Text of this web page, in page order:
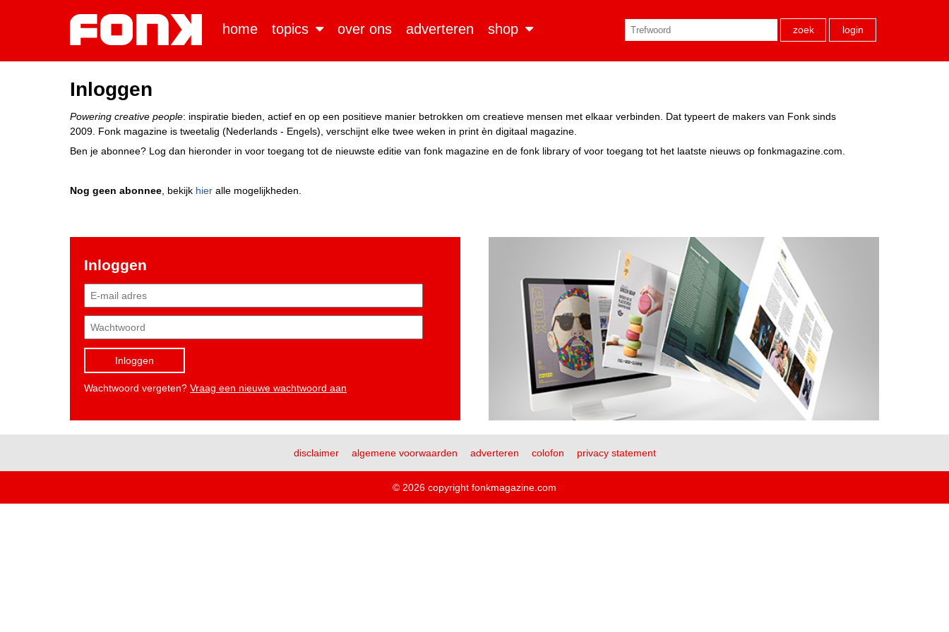
home topics over ons adverteren shop zoek login
Inloggen
Powering creative people: inspiratie bieden, actief en op een positieve manier betrokken om creatieve mensen met elkaar verbinden. Dat typeert de makers van Fonk sinds
2009. Fonk magazine is tweetalig (Nederlands - Engels), verschijnt elke twee weken in print èn digitaal magazine.
Ben je abonnee? Log dan hieronder in voor toegang tot de nieuwste editie van fonk magazine en de fonk library of voor toegang tot het laatste nieuws op fonkmagazine.com.
Nog geen abonnee , bekijk hier alle mogelijkheden.
Inloggen
Inloggen
Wachtwoord vergeten? Vraag een nieuwe wachtwoord aan
disclaimer algemene voorwaarden adverteren colofon privacy statement
© 2026 copyright fonkmagazine.com